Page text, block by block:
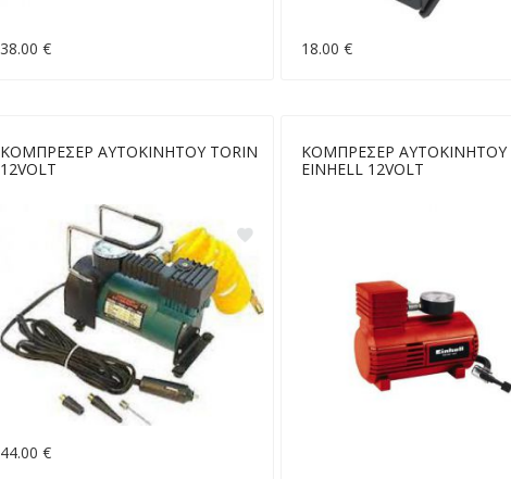
38.00 € 18.00 €
ΚΟΜΠΡΕΣΕΡ ΑΥΤΟΚΙΝΗΤΟΥ TORIN
12VOLT
44.00 €
ΚΟΜΠΡΕΣΕΡ ΑΥΤΟΚΙΝΗΤΟΥ
EINHELL 12VOLT